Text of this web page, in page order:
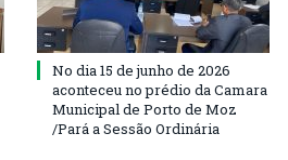
No dia 15 de junho de 2026
aconteceu no prédio da Camara
Municipal de Porto de Moz
/Pará a Sessão Ordinária